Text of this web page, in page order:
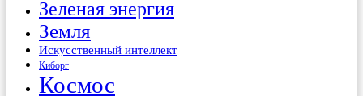
Зеленая энергия
Земля
Искусственный интеллект
Киборг
Космос